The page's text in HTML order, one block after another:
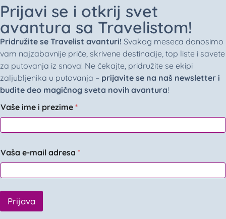
Prijavi se i otkrij svet
avantura sa Travelistom!
Pridružite se Travelist avanturi! Svakog meseca donosimo
vam najzabavnije priče, skrivene destinacije, top liste i savete
za putovanja iz snova! Ne čekajte, pridružite se ekipi
zaljubljenika u putovanja – prijavite se na naš newsletter i
budite deo magičnog sveta novih avantura!
Vaše ime i prezime *
Vaša e-mail adresa *
Prijava